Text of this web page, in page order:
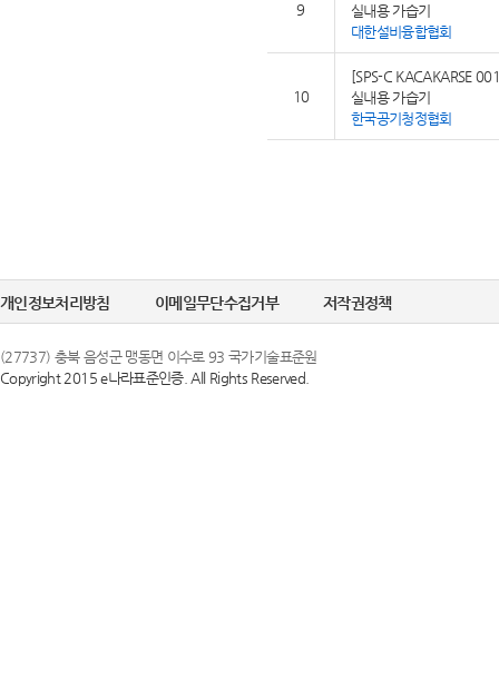
9
실내용 가습기
대한설비융합협회
10
[SPS-C KACAKARSE
실내용 가습기
한국공기청정협회
개인정보처리방침 이메일무단수집거부 저작권정책
(27737) 충북 음성군 맹동면 이수로 93 국가기술표준원
Copyright 2015 e나라표준인증. All Rights Reserved.